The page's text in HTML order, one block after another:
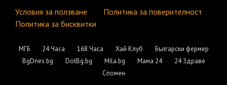
Условия за ползване
Политика за поверителност
Политика за бисквитки
МГБ 24 Часа 168 Часа Хай Клуб
Български фермер
BgDnes.bg
DotBg.bg Mila.bg Мама 24
24 Здраве
Спомен